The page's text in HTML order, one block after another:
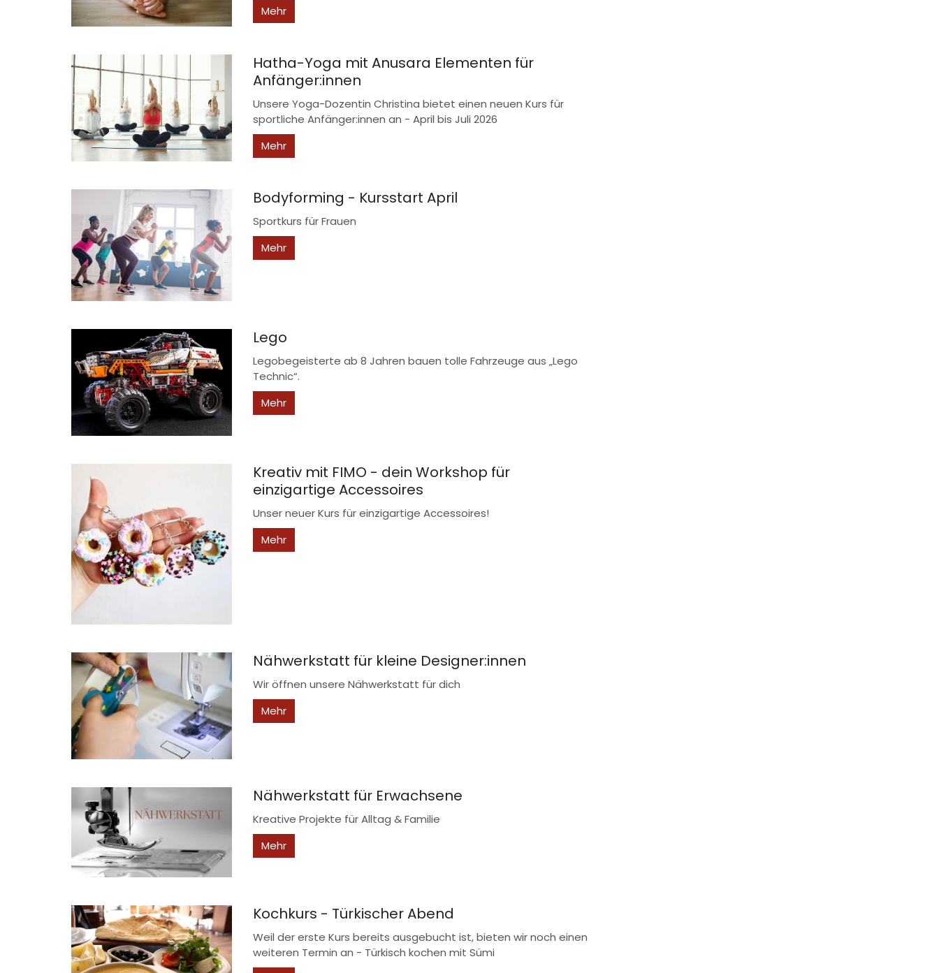
Mehr
Hatha-Yoga mit Anusara Elementen für
Anfänger:innen
Unsere Yoga-Dozentin Christina bietet einen neuen Kurs für
sportliche Anfänger:innen an - April bis Juli 2026
Mehr
Bodyforming - Kursstart April
Sportkurs für Frauen
Mehr
Lego
Legobegeisterte ab 8 Jahren bauen tolle Fahrzeuge aus „Lego
Technic“.
Mehr
Kreativ mit FIMO - dein Workshop für
einzigartige Accessoires
Unser neuer Kurs für einzigartige Accessoires!
Mehr
Nähwerkstatt für kleine Designer:innen
Wir öffnen unsere Nähwerkstatt für dich
Mehr
Nähwerkstatt für Erwachsene
Kreative Projekte für Alltag & Familie
Mehr
Kochkurs - Türkischer Abend
Weil der erste Kurs bereits ausgebucht ist, bieten wir noch einen
weiteren Termin an - Türkisch kochen mit Sümi